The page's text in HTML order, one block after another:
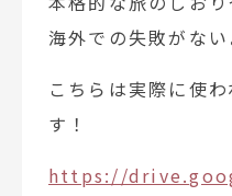
海外での失敗がない
こちらは実際に使
す！
https://